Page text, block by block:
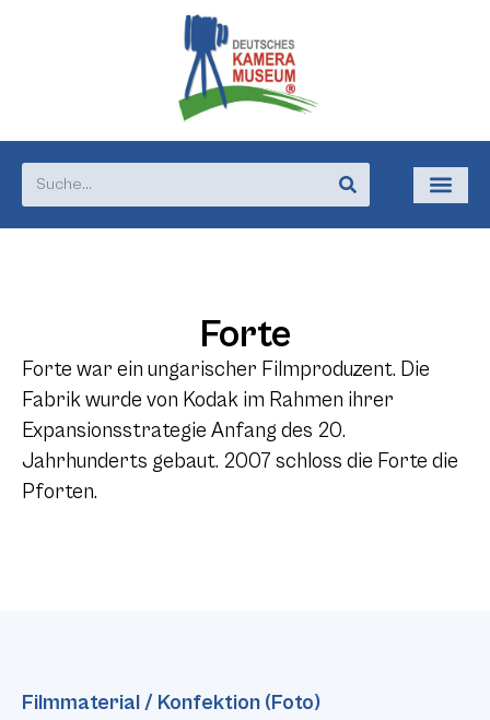
Forte
Forte war ein ungarischer Filmproduzent. Die
Fabrik wurde von Kodak im Rahmen ihrer
Expansionsstrategie Anfang des 20.
Jahrhunderts gebaut. 2007 schloss die Forte die
Pforten.
Filmmaterial / Konfektion (Foto)